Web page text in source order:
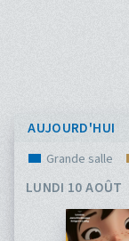
AUJOURD'HUI
Grande salle
LUNDI 10 AOÛT